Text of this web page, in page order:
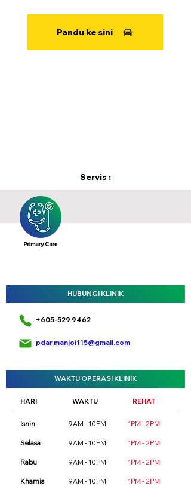
Pandu ke sini
Servis :
HUBUNGI KLINIK
+605-529 9462
pdar.manjoi115@gmail.com
WAKTU OPERASI KLINIK
HARI WAKTU REHAT
Isnin 9AM - 10PM
Selasa 9AM - 10PM
Rabu 9AM - 10PM
Khamis 9AM - 10PM
1PM - 2PM
1PM - 2PM
1PM - 2PM
1PM - 2PM